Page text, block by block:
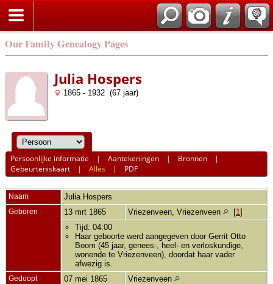
Our Family Genealogy Pages
Julia Hospers
1865 - 1932 (67 jaar)
Persoonlijke informatie |Aantekeningen | Bronnen |
Gebeurteniskaart |Alles | PDF
Naam Julia Hospers
Geboren 13 mrt 1865 Vriezenveen, Vriezenveen [1 ]
Tijd: 04:00
Haar geboorte werd aangegeven door Gerrit Otto
Boom (45 jaar, genees-, heel- en verloskundige,
wonende te Vriezenveen), doordat haar vader
afwezig is.
Gedoopt 07 mei 1865
Vriezenveen